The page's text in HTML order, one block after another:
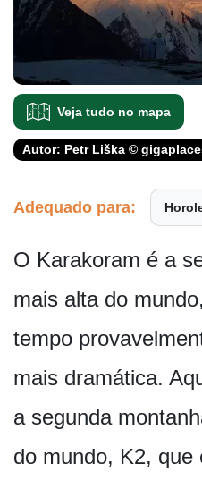
Veja tudo no mapa
Autor: Petr Liška ©
Adequado para:
O Karakoram é a
mais alta do
tempo
mais dramática.
a segunda
do mundo, K2,